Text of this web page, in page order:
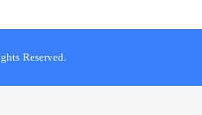
Reserved.